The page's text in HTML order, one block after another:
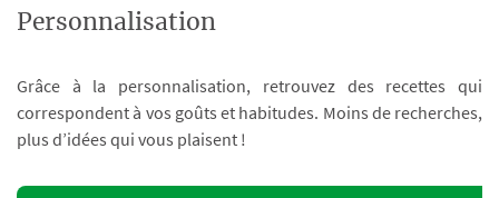
Personnalisation
Grâce à la personnalisation, retrouvez des recettes qui
correspondent à vos goûts et habitudes. Moins de recherches,
plus d’idées qui vous plaisent !